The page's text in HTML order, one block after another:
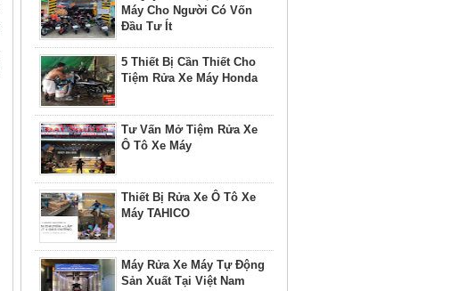
Máy Cho Người Có Vốn
Đầu Tư Ít
5 Thiết Bị Cần Thiết Cho
Tiệm Rửa Xe Máy Honda
Tư Vấn Mở Tiệm Rửa Xe
Ô Tô Xe Máy
Thiết Bị Rửa Xe Ô Tô Xe
Máy TAHICO
Máy Rửa Xe Máy Tự Động
Sản Xuất Tại Việt Nam